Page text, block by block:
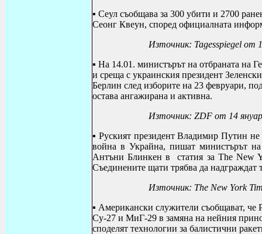
▪ Сеул съобщава за 300 убити и 2700
Сеонг Квеун, според официалната
Източник: Tagesspiegel от
▪ На 14.01. министърът на отбраната на
и среща с украинския президент
Берлин след изборите на 23 февруари,
остава ангажирана и активна.
Източник: ZDF от 14
▪Руският президент Владимир Путин не
война в Украйна, пишат министърът
Антъни Блинкен в статия за The New
Съединените щати трябва да надграждат
Източник: The New York
▪ Американски служители съобщават, че
Су-27 и МиГ-29 в замяна на нейния
споделят технологии за балистични